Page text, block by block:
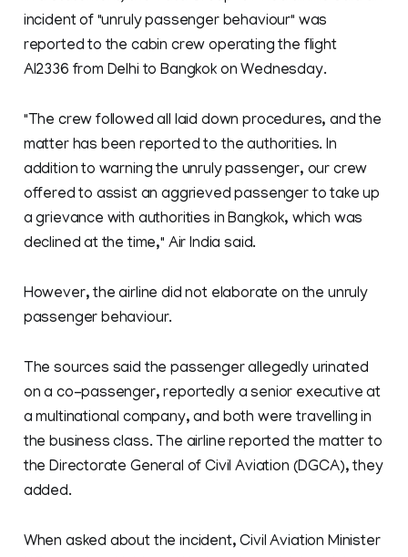
incident of "unruly passenger behaviour" was
reported to the cabin crew operating the flight
AI2336 from Delhi to Bangkok on Wednesday.
"The crew followed all laid down procedures, and the
matter has been reported to the authorities. In
addition to warning the unruly passenger, our crew
offered to assist an aggrieved passenger to take up
a grievance with authorities in Bangkok, which was
declined at the time," Air India said.
However, the airline did not elaborate on the unruly
passenger behaviour.
The sources said the passenger allegedly urinated
on a co-passenger, reportedly a senior executive at
a multinational company, and both were travelling in
the business class. The airline reported the matter to
the Directorate General of Civil Aviation (DGCA), they
added.
When asked about the incident, Civil Aviation Minister